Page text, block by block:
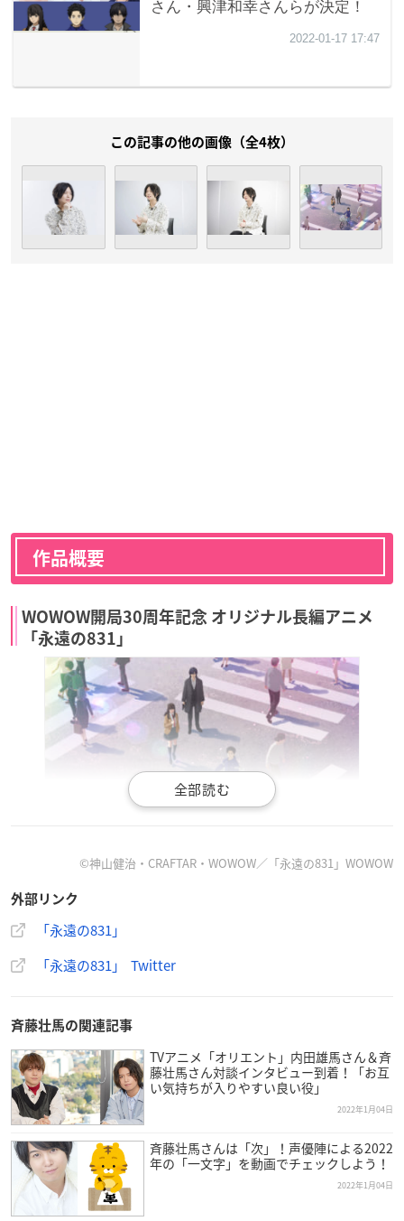
この記事の他の画像（全4枚）
作品概要
WOWOW開局30周年記念 オリジナル長編アニメ
「永遠の831」
【スタッフ】
監督・脚本：神山健治
アニメーション制作：CRAFTAR
【キャスト】
浅野スズシロウ： 斉藤壮馬
亜川芹：興津和幸
室戸：大塚明夫
双六：粟津貴嗣
坂田兄弟（兄）：近藤孝行
坂田兄弟（弟）：岩崎諒太
ドンキ：山下誠一郎
各務恭子：五十嵐麗
【音楽】
©神山健治・CRAFTAR・WOWOW／「永遠の831」WOWOW
外部リンク
「永遠の831」
「永遠の831」 Twitter
斉藤壮馬の関連記事
TVアニメ「オリエント」内田雄馬さん＆斉
藤壮馬さん対談インタビュー到着！「お互
い気持ちが入りやすい良い役」
2022年1月04日
斉藤壮馬さんは「次」！声優陣による2022
年の「一文字」を動画でチェックしよう！
2022年1月04日